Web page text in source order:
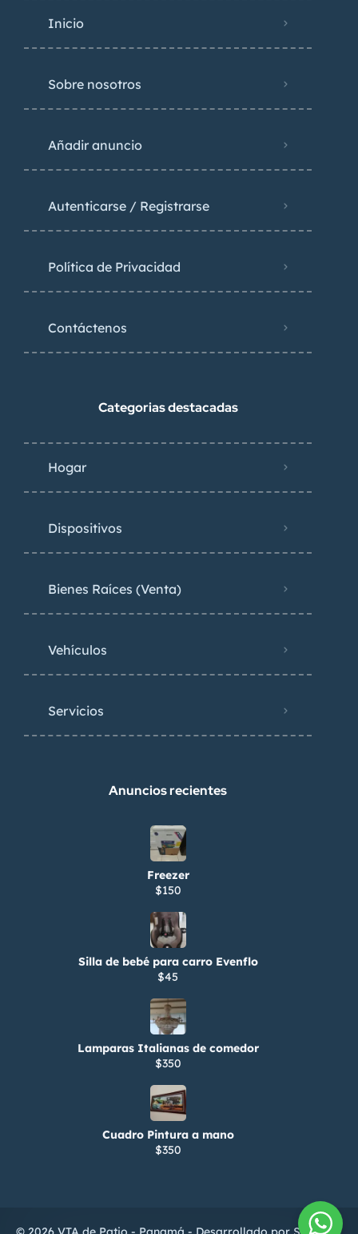
Inicio
Sobre nosotros
Añadir anuncio
Autenticarse / Registrarse
Política de Privacidad
Contáctenos
Categorias destacadas
Hogar
Dispositivos
Bienes Raíces (Venta)
Vehículos
Servicios
Anuncios recientes
Freezer
$150
Silla de bebé para carro Evenflo
$45
Lamparas Italianas de comedor
$350
Cuadro Pintura a mano
$350